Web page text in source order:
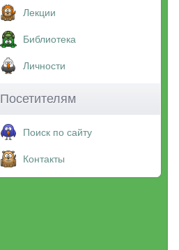
Лекции
Библиотека
Личности
Посетителям
Поиск по сайту
Контакты